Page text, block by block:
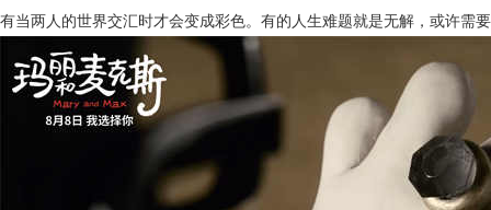
有当两人的世界交汇时才会变成彩色。有的人生难题就是无解，或许需